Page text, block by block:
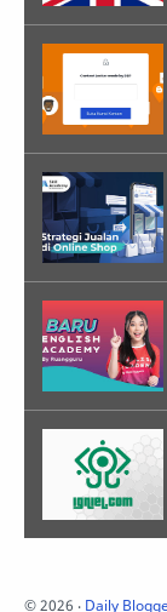
©2026 ‧ Daily